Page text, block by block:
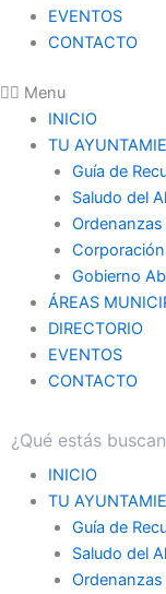
EVENTOS
CONTACTO
Menu
INICIO
TU
Guía de
Saludo del
Gobierno
ÁREAS
DIRECTORIO
EVENTOS
CONTACTO
INICIO
TU
Guía de
Saludo del